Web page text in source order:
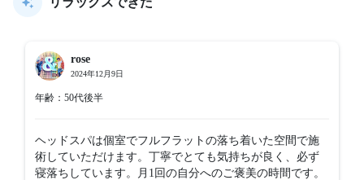
rose
2024年12月9日
年齢：50代後半
ヘッドスパは個室でフルフラットの落ち着いた空間で施
術していただけます。丁寧でとても気持ちが良く、必ず
寝落ちしています。月1回の自分へのご褒美の時間です。